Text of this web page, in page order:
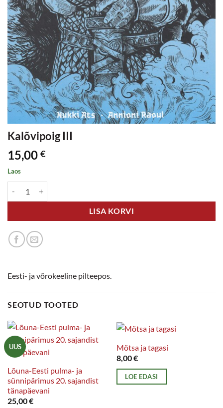
Kalõvipoig III
15,00 €
Laos
LISA KORVI
Eesti- ja võrokeeline pilteepos.
SEOTUD TOOTED
UUS
Lõuna-Eesti pulma- ja
sünnipärimus 20. sajandist
tänapäevani
25,00€
Mõtsa ja tagasi
8,00€
LOE EDASI